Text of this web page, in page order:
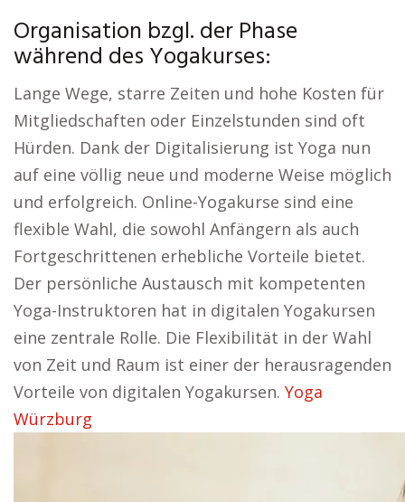
Organisation bzgl. der Phase
während des Yogakurses:
Lange Wege, starre Zeiten und hohe Kosten für
Mitgliedschaften oder Einzelstunden sind oft
Hürden. Dank der Digitalisierung ist Yoga nun
auf eine völlig neue und moderne Weise möglich
und erfolgreich. Online-Yogakurse sind eine
flexible Wahl, die sowohl Anfängern als auch
Fortgeschrittenen erhebliche Vorteile bietet.
Der persönliche Austausch mit kompetenten
Yoga-Instruktoren hat in digitalen Yogakursen
eine zentrale Rolle. Die Flexibilität in der Wahl
von Zeit und Raum ist einer der herausragenden
Vorteile von digitalen Yogakursen. Yoga
Würzburg